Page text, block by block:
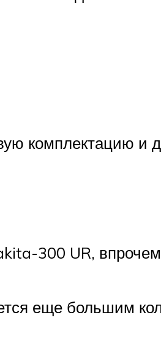
комплектацию и
300 UR,
еще большим